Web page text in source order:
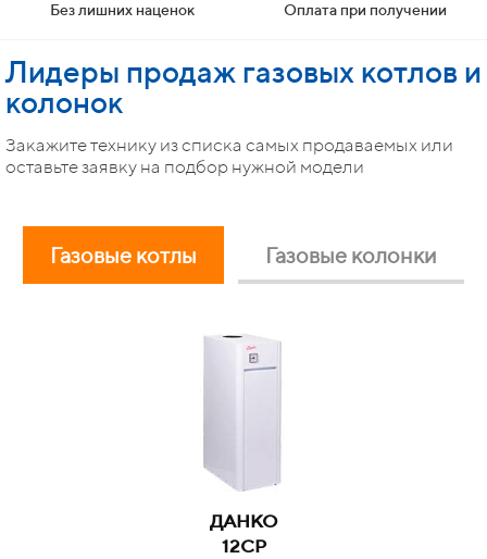
Без лишних наценок Оплата при получении
Лидеры продаж газовых котлов и
колонок
Закажите технику из списка самых продаваемых или
оставьте заявку на подбор нужной модели
Газовые котлы Газовые колонки
ДАНКО
12СР
ELECTROLUX
GWH 10 NanoPlus 2.0